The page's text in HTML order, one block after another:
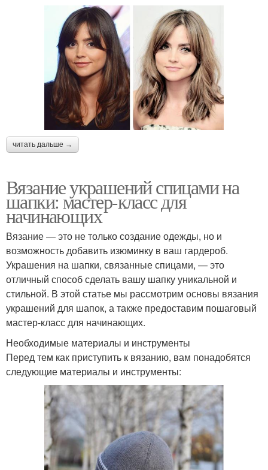
читать дальше →
Вязание украшений спицами на
шапки: мастер-класс для
начинающих
Вязание — это не только создание одежды, но и
возможность добавить изюминку в ваш гардероб.
Украшения на шапки, связанные спицами, — это
отличный способ сделать вашу шапку уникальной и
стильной. В этой статье мы рассмотрим основы вязания
украшений для шапок, а также предоставим пошаговый
мастер-класс для начинающих.
Необходимые материалы и инструменты
Перед тем как приступить к вязанию, вам понадобятся
следующие материалы и инструменты: